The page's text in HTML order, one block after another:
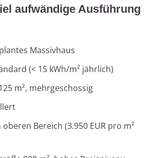
aufwändige Ausführung
Massivhaus
(< 15 kWh/m² jährlich)
m², mehrgeschossig
Bereich (3.950 EUR pro m²